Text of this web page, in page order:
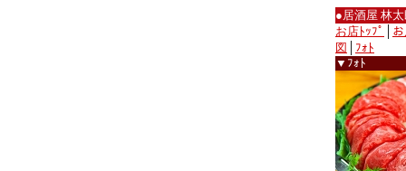
●居酒屋 林
お店ﾄｯﾌﾟ
図
ﾌｫﾄ
▼ﾌｫﾄ